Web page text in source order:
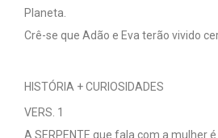
Planeta.
Crê-se que Adão e Eva terão vivido
HISTÓRIA + CURIOSIDADES
VERS. 1
A SERPENTE que fala com a mulher